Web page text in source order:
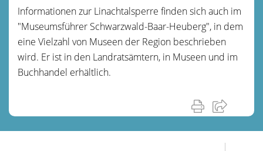
Informationen zur Linachtalsperre finden sich auch im
"Museumsführer Schwarzwald-Baar-Heuberg", in dem
eine Vielzahl von Museen der Region beschrieben
wird. Er ist in den Landratsämtern, in Museen und im
Buchhandel erhältlich.